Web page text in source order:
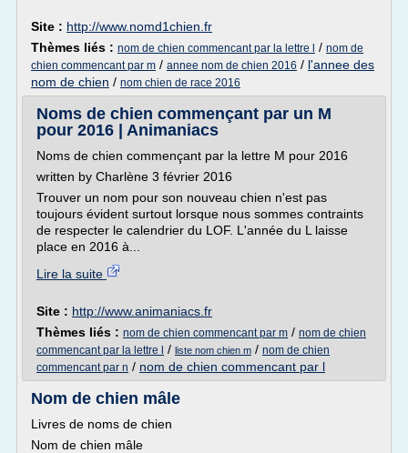
Site : http://www.nomd1chien.fr
Thèmes liés : nom de chien commencant par la lettre l / nom de
chien commencant par m / annee nom de chien 2016 / l'annee des
nom de chien / nom chien de race 2016
Noms de chien commençant par un M
pour 2016 | Animaniacs
Noms de chien commençant par la lettre M pour 2016
written by Charlène 3 février 2016
Trouver un nom pour son nouveau chien n'est pas
toujours évident surtout lorsque nous sommes contraints
de respecter le calendrier du LOF. L'année du L laisse
place en 2016 à...
Lire la suite
Site : http://www.animaniacs.fr
Thèmes liés : nom de chien commencant par m / nom de chien
commencant par la lettre l
/ liste nom chien m / nom de chien
commencant par n / nom de chien commencant par l
Nom de chien mâle
Livres de noms de chien
Nom de chien mâle